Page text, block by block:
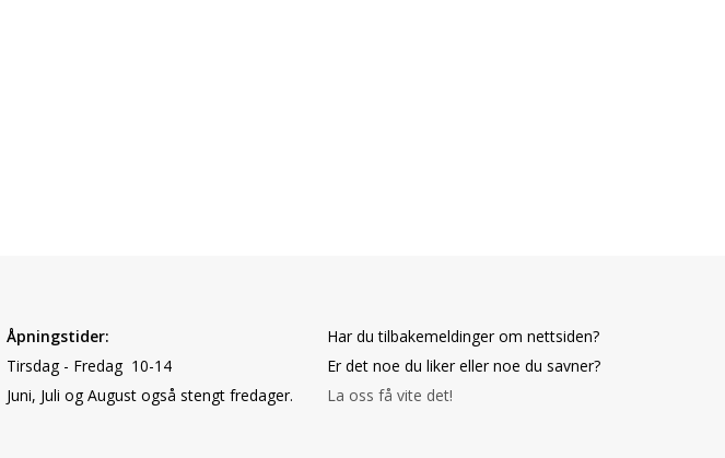
Åpningstider:
Tirsdag - Fredag 10-14
Juni, Juli og August også stengt fredager.
Har du tilbakemeldinger om nettsiden?
Er det noe du liker eller noe du savner?
La oss få vite det!